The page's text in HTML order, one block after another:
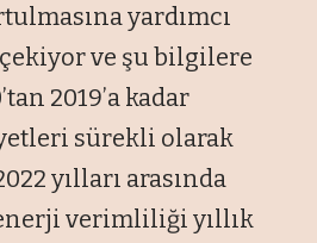
yardımcı
ve şu bilgilere
2019’a kadar
sürekli olarak
yılları arasında
verimliliği yıllık